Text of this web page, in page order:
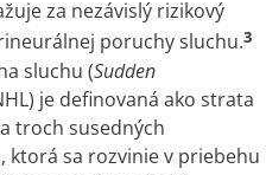
za nezávislý rizikový
poruchy sluchu.3
sluchu (Sudden
je definovaná ako strata
troch susedných
ktorá sa rozviniev priebehu